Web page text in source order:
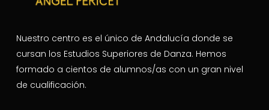
Nuestro centro es el único de Andalucía donde se
cursan los Estudios Superiores de Danza. Hemos
formado a cientos de alumnos/as con un gran nivel
de cualificación.